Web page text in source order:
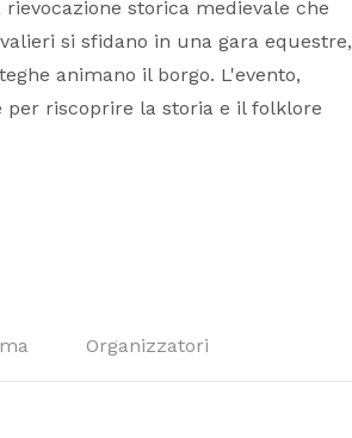
storica medievale che
si sfidano in una gara equestre,
animano il borgo. L'evento,
per riscoprire la storia e il folklore
Organizzatori